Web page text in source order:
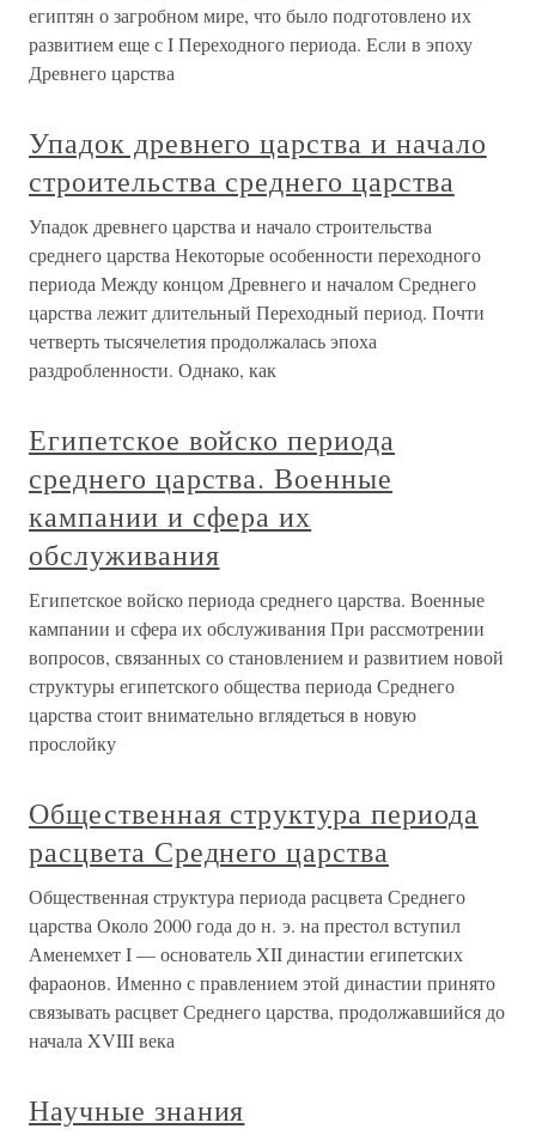
египтян о загробном мире, что было подготовлено их
развитием еще с I Переходного периода. Если в эпоху
Древнего царства
Упадок древнего царства и начало
строительства среднего царства
Упадок древнего царства и начало строительства
среднего царства Некоторые особенности переходного
периода Между концом Древнего и началом Среднего
царства лежит длительный Переходный период. Почти
четверть тысячелетия продолжалась эпоха
раздробленности. Однако, как
Египетское войско периода
среднего царства. Военные
кампании и сфера их
обслуживания
Египетское войско периода среднего царства. Военные
кампании и сфера их обслуживания При рассмотрении
вопросов, связанных со становлением и развитием новой
структуры египетского общества периода Среднего
царства стоит внимательно вглядеться в новую
прослойку
Общественная структура периода
расцвета Среднего царства
Общественная структура периода расцвета Среднего
царства Около 2000 года до н. э. на престол вступил
Аменемхет I — основатель XII династии египетских
фараонов. Именно с правлением этой династии принято
связывать расцвет Среднего царства, продолжавшийся до
начала XVIII века
Научные знания